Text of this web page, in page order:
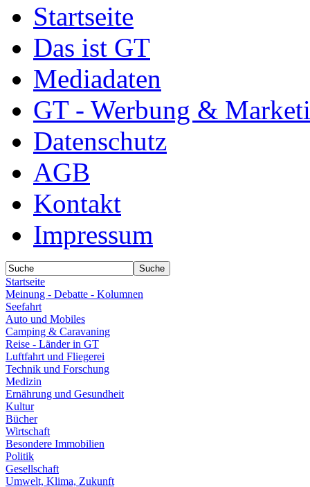
Startseite
Das ist GT
Mediadaten
GT - Werbung &
Datenschutz
AGB
Kontakt
Impressum
Startseite
Meinung - Debatte - Kolumnen
Seefahrt
Auto und Mobiles
Camping & Caravaning
Reise - Länder in GT
Luftfahrt und Fliegerei
Technik und Forschung
Medizin
Ernährung und Gesundheit
Kultur
Bücher
Wirtschaft
Besondere Immobilien
Politik
Gesellschaft
Umwelt, Klima, Zukunft